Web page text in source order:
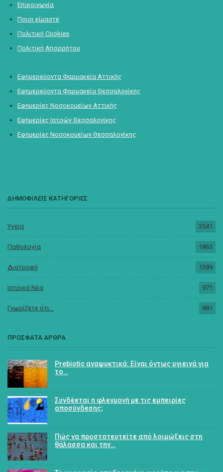
Επικοινωνία
Ποιοι είμαστε
Πολιτική Cookies
Πολιτική Απορρήτου
Εφημερεύοντα Φαρμακεία Αττικής
Εφημερεύοντα Φαρμακεία Θεσσαλονίκης
Εφημερίες Νοσοκομείων Αττικής
Εφημερίες Ιατρών Θεσσαλονίκης
Εφημερίες Νοσοκομείων Θεσσαλονίκης
ΔΗΜΟΦΙΛΕΙΣ ΚΑΤΗΓΟΡΙΕΣ
Υγεία 3541
Παθολογία 1863
Διατροφή 1389
Ιατρικά Νέα 971
Γνωρίζετε ότι... 881
ΠΡΟΣΦΑΤΑ ΑΡΘΡΑ
Prebiotic αναψυκτικά: Είναι όντως υγιεινά για
το…
Συνδέεται η φλεγμονή με τις εμπειρίες
αποσύνδεσης;
Πώς να προστατευτείτε από λοιμώξεις στη
θάλασσα και την…